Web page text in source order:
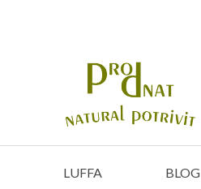
LUFFA BLOG